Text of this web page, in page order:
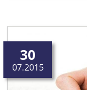
30
07.2015